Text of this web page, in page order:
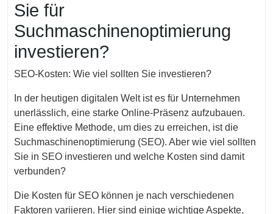
Sie für
Suchmaschinenoptimierung
investieren?
SEO-Kosten: Wie viel sollten Sie investieren?
In der heutigen digitalen Welt ist es für Unternehmen
unerlässlich, eine starke Online-Präsenz aufzubauen.
Eine effektive Methode, um dies zu erreichen, ist die
Suchmaschinenoptimierung (SEO). Aber wie viel sollten
Sie in SEO investieren und welche Kosten sind damit
verbunden?
Die Kosten für SEO können je nach verschiedenen
Faktoren variieren. Hier sind einige wichtige Aspekte,